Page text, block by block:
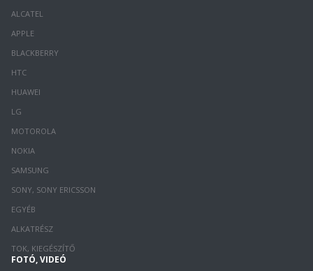
ALCATEL
APPLE
BLACKBERRY
HTC
HUAWEI
LG
MOTOROLA
NOKIA
SAMSUNG
SONY, SONY ERICSSON
EGYÉB
ALKATRÉSZ
TOK, KIEGÉSZÍTŐ
FOTÓ, VIDEÓ